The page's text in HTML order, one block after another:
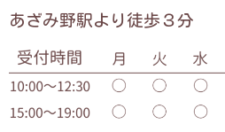
あざみ野駅より徒歩３分